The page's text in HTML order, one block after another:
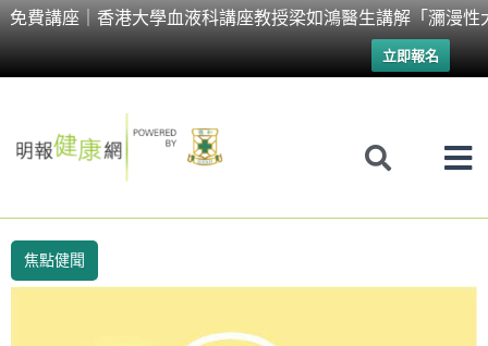
免費講座｜香港大學血液科講座教授梁如鴻醫生講解「瀰漫
立即報名
Skip
to
焦點健聞